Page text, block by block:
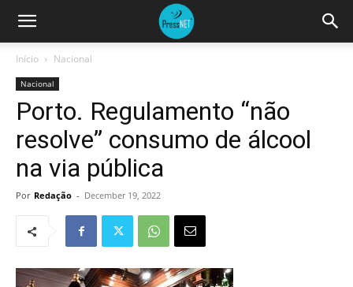
Início Nacional
Nacional
Porto. Regulamento “não
resolve” consumo de álcool
na via pública
Por Redação - December 19, 2022